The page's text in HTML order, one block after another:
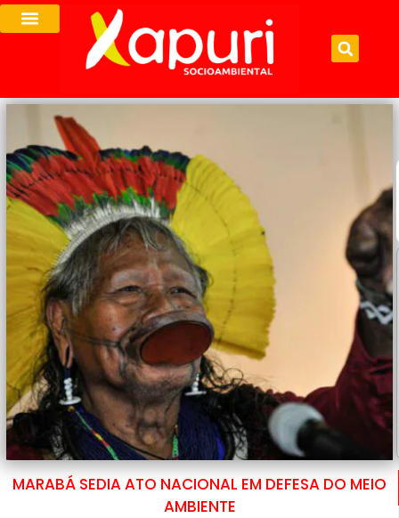
MARABÁ SEDIA ATO NACIONAL EM DEFESA DO MEIO
AMBIENTE